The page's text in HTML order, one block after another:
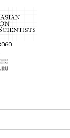
—
в
журнале
статей в